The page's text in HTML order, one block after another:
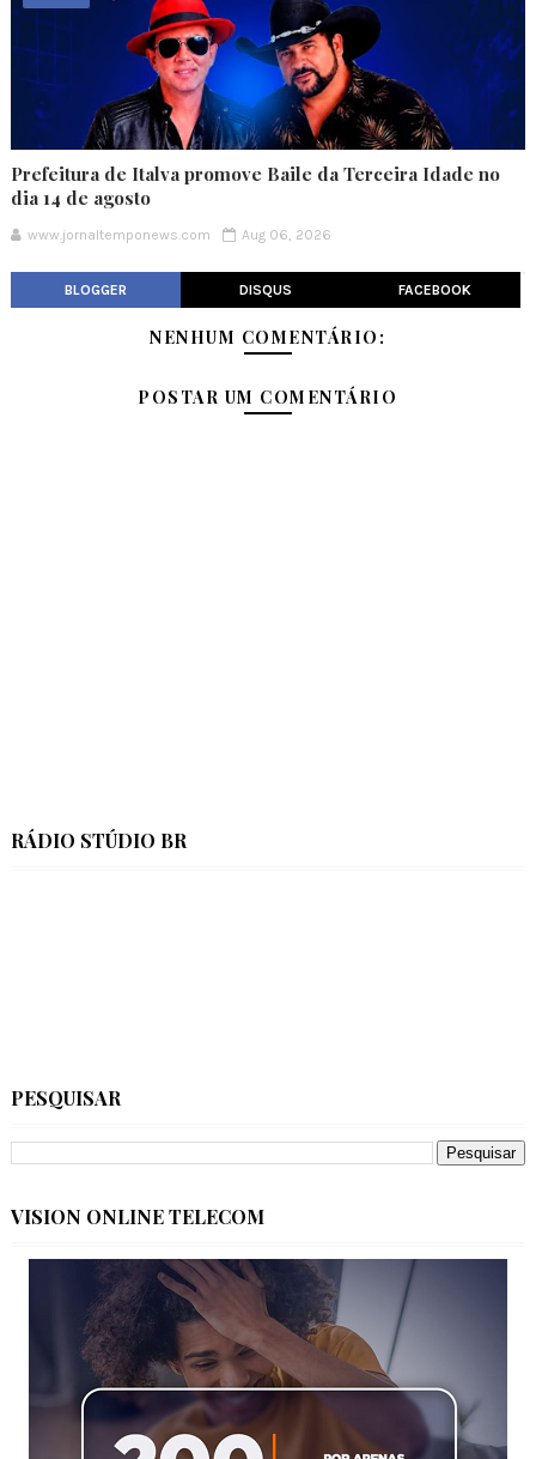
Prefeitura de Italva promove Baile da Terceira Idade no
dia 14 de agosto
www.jornaltemponews.com Aug 06, 2026
BLOGGER DISQUS FACEBOOK
NENHUM COMENTÁRIO:
POSTAR UM COMENTÁRIO
RÁDIO STÚDIO BR
PESQUISAR
VISION ONLINE TELECOM